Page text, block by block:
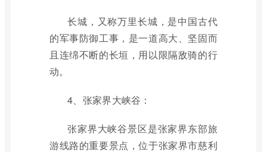
长城，又称万里长城，是中国古代
的军事防御工事，是一道高大、坚固而
且连绵不断的长垣，用以限隔敌骑的行
动。
4、张家界大峡谷：
张家界大峡谷景区是张家界东部旅
游线路的重要景点，位于张家界市慈利